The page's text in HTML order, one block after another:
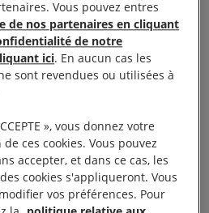
le gouvernement d’Omar el
d’une force illégale,
Les forces de
sur des manifestants
menés contre des hôpitaux
blessés. En février
est déclaré et permet aux
justifier l’utilisation
Vous pouvez entres
de nos partenaires en cliquant
de notre
ici. En aucun cas les
sont revendues ou utilisées à
», vous donnez votre
ces cookies. Vous pouvez
accepter, et dans ce cas, les
cookies s'appliqueront. Vous
vos préférences. Pour